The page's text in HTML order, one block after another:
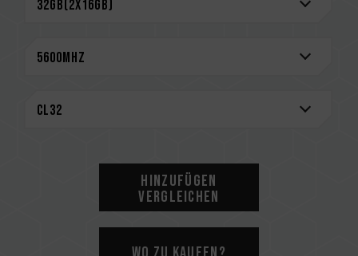
Power Management ICs (PMICs) für stabile,
Verstärktes PMIC-Kühlungsdesign
Zuverlässigkeit ausgewählt
Eine vollständige Liste der kompatiblen
Plattformen finden Sie im Abschnitt
„Kompatibilitätsabfrage“.
Bitte prüfen Sie vor dem Kauf von
Speicherprodukten die vom Motherboard-
Hinzufügen
Vergleichen